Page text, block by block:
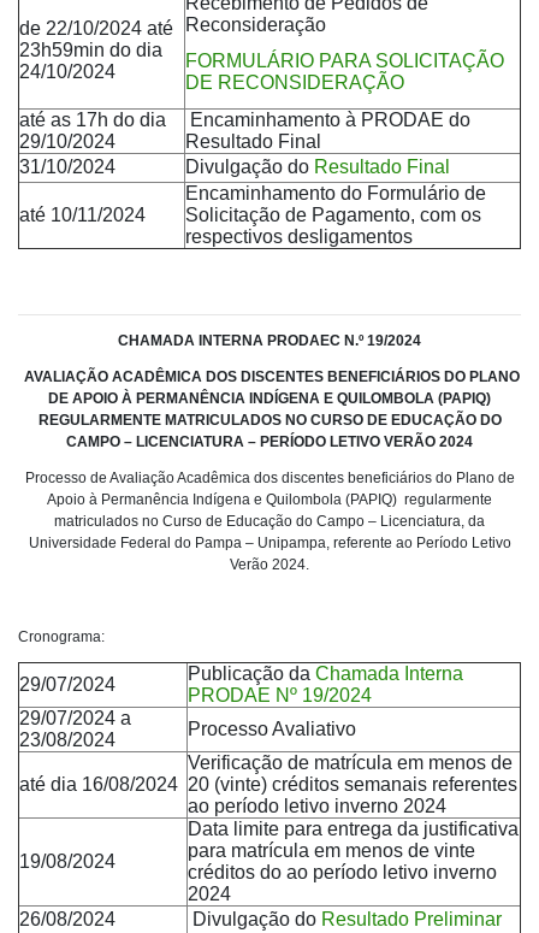
de 22/10/2024 até
23h59min do dia
24/10/2024
Reconsideração
FORMULÁRIO PARA SOLICITAÇÃO
DE RECONSIDERAÇÃO
até as 17h do dia
29/10/2024
Encaminhamento à PRODAE do
Resultado Final
31/10/2024
Divulgação do Resultado Final
até 10/11/2024
Encaminhamento do Formulário de
Solicitação de Pagamento, com os
respectivos desligamentos
CHAMADA INTERNA PRODAEC N.º19/2024
AVALIAÇÃO ACADÊMICA DOS DISCENTES BENEFICIÁRIOS DO PLANO
DE APOIO À PERMANÊNCIA INDÍGENA E QUILOMBOLA (PAPIQ)
REGULARMENTE MATRICULADOS NO CURSO DE EDUCAÇÃO DO
CAMPO – LICENCIATURA – PERÍODO LETIVO VERÃO 2024
Processo de Avaliação Acadêmica dos discentes beneficiários do Plano de
Apoio à Permanência Indígena e Quilombola (PAPIQ) regularmente
matriculados no Curso de Educação do Campo – Licenciatura, da
Universidade Federal do Pampa – Unipampa, referente ao Período Letivo
Verão 2024.
Cronograma:
29/07/2024
Publicação da Chamada Interna
PRODAE Nº 19/2024
29/07/2024 a
23/08/2024
Processo Avaliativo
até dia 16/08/2024
Verificação de matrícula em menos de
20 (vinte) créditos semanais referentes
ao período letivo inverno 2024
19/08/2024
Data limite para entrega da justificativa
para matrícula em menos de vinte
créditos do ao período letivo inverno
2024
26/08/2024
Divulgação do Resultado Preliminar